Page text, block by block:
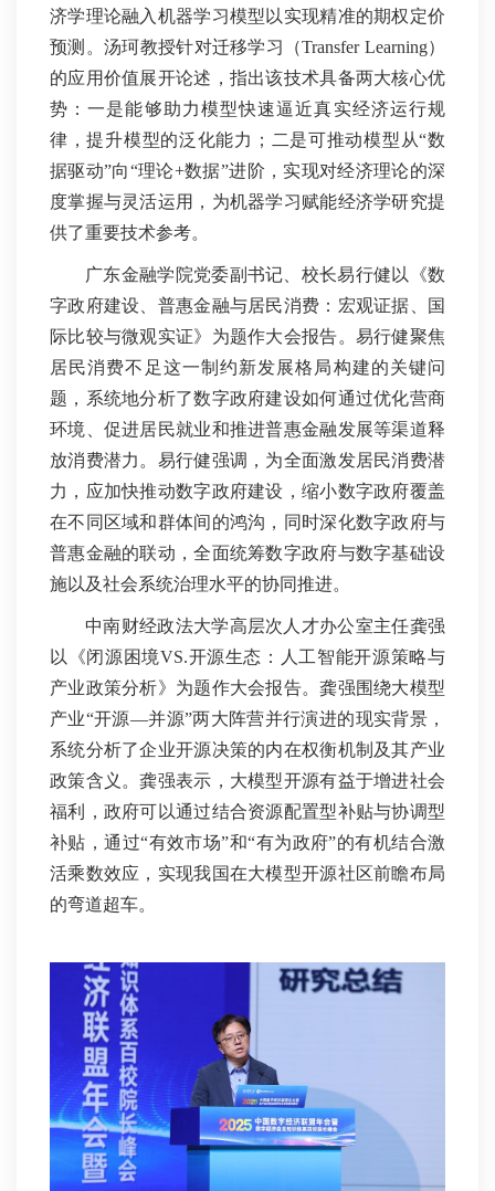
济学理论融入机器学习模型以实现精准的期权定价
预测。汤珂教授针对迁移学习（Transfer Learning）
的应用价值展开论述，指出该技术具备两大核心优
势：一是能够助力模型快速逼近真实经济运行规
律，提升模型的泛化能力；二是可推动模型从“数
据驱动”向“理论+数据”进阶，实现对经济理论的深
度掌握与灵活运用，为机器学习赋能经济学研究提
供了重要技术参考。
广东金融学院党委副书记、校长易行健以《数
字政府建设、普惠金融与居民消费：宏观证据、国
际比较与微观实证》为题作大会报告。易行健聚焦
居民消费不足这一制约新发展格局构建的关键问
题，系统地分析了数字政府建设如何通过优化营商
环境、促进居民就业和推进普惠金融发展等渠道释
放消费潜力。易行健强调，为全面激发居民消费潜
力，应加快推动数字政府建设，缩小数字政府覆盖
在不同区域和群体间的鸿沟，同时深化数字政府与
普惠金融的联动，全面统筹数字政府与数字基础设
施以及社会系统治理水平的协同推进。
中南财经政法大学高层次人才办公室主任龚强
以《闭源困境VS.开源生态：人工智能开源策略与
产业政策分析》为题作大会报告。龚强围绕大模型
产业“开源—并源”两大阵营并行演进的现实背景，
系统分析了企业开源决策的内在权衡机制及其产业
政策含义。龚强表示，大模型开源有益于增进社会
福利，政府可以通过结合资源配置型补贴与协调型
补贴，通过“有效市场”和“有为政府”的有机结合激
活乘数效应，实现我国在大模型开源社区前瞻布局
的弯道超车。